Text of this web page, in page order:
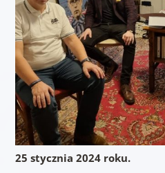
25 stycznia 2024 roku.